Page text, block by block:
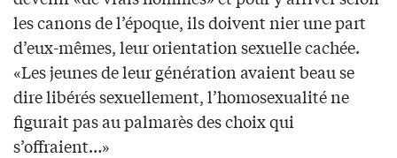
les canons de l’époque, ils doivent nier une part
d’eux-mêmes, leur orientation sexuelle cachée.
«Les jeunes de leur génération avaient beau se
dire libérés sexuellement, l’homosexualité ne
figurait pas au palmarès des choix qui
s’offraient…»